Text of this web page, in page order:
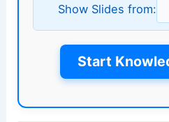
Show Slides from:
Start